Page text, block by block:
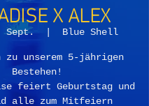
X ALEX
Sept.
  |
Blue Shell
zu unserem 5-jährigen
Bestehen!
feiert Geburtstag und
alle zum Mitfeiern